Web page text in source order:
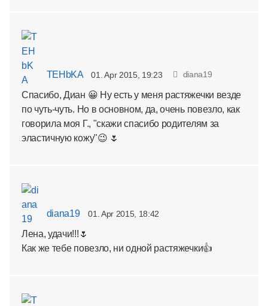
TEHbKA 01. Apr 2015, 19:23 diana19
Спасибо, Диан 😀 Ну есть у меня растяжечки везде
по чуть-чуть. Но в основном, да, очень повезло, как
говорила моя Г., "скажи спасибо родителям за
эластичную кожу"😉 🌷
diana19 01. Apr 2015, 18:42
Лена, удачи!!!🌷
Как же тебе повезло, ни одной растяжечки👍